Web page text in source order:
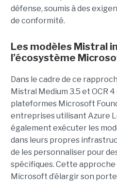
défense, soumis à des
de conformité.
Les modèles Mistral
l’écosystème
Dans le cadre de ce
Mistral Medium 3.5 et OCR
plateformes Microsoft
entreprises utilisant Azure
également exécuter les
dans leurs propres
de les personnaliser pour
spécifiques. Cette approche
Microsoft d’élargir son